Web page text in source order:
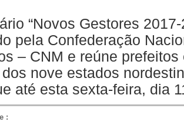
“Novos Gestores 2017-
pela Confederação
– CNM e reúne prefeitos
nove estados
até esta sexta-feira, dia
: